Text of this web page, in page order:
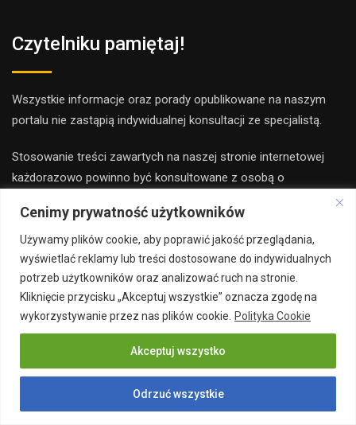
Cenimy prywatność użytkowników
Używamy plików cookie, aby poprawić jakość przeglądania,
wyświetlać reklamy lub treści dostosowane do indywidualnych
potrzeb użytkowników oraz analizować ruch na stronie.
Kliknięcie przycisku „Akceptuj wszystkie” oznacza zgodę na
wykorzystywanie przez nas plików cookie. Polityka Cookie
Odrzuć wszystkie
Akceptuj wszystko
Czytelniku pamiętaj!
Wszystkie informacje oraz porady opublikowane na naszym
portalu nie zastąpią indywidualnej konsultacji ze specjalistą.
Stosowanie treści zawartych na naszej stronie internetowej
każdorazowo powinno być konsultowane z osobą o
Redakcja i wydawca portalu nie ponoszą odpowiedzialności ze
stosowania porad zamieszczanych na stronie.
Copyright 2019 majsterbudowlany.pl all rights reserved